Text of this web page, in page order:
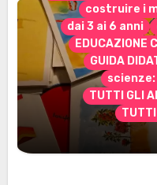
costruire i
dai 3 ai 6 anni
EDUCAZIONE
GUIDA
TUTTI GLI
TUTTI
Marzo 2026:
per